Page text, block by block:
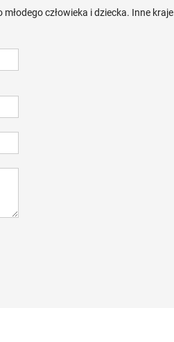
człowieka i dziecka. Inne kraje